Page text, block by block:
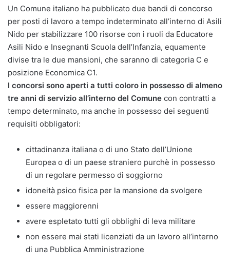
Un Comune italiano ha pubblicato due bandi di concorso
per posti di lavoro a tempo indeterminato all’interno di Asili
Nido per stabilizzare 100 risorse con i ruoli da Educatore
Asili Nido e Insegnanti Scuola dell’Infanzia, equamente
divise tra le due mansioni, che saranno di categoria C e
posizione Economica C1.
I concorsi sono aperti a tutti coloro in possesso di almeno
tre anni di servizio all’interno del Comune con contratti a
tempo determinato, ma anche in possesso dei seguenti
requisiti obbligatori:
cittadinanza italiana o di uno Stato dell’Unione
Europea o di un paese straniero purchè in possesso
di un regolare permesso di soggiorno
idoneità psico fisica per la mansione da svolgere
essere maggiorenni
avere espletato tutti gli obblighi di leva militare
non essere mai stati licenziati da un lavoro all’interno
di una Pubblica Amministrazione